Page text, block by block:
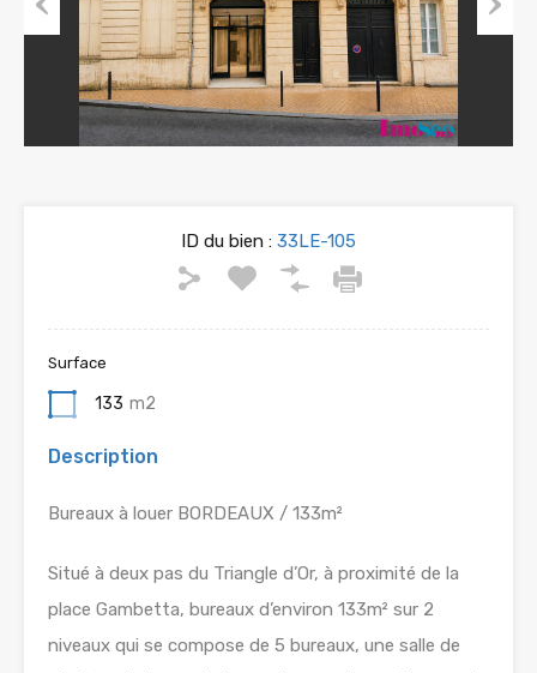
Previous
ID du bien : 33LE-105
Surface
133 m2
Description
Bureaux à louer BORDEAUX / 133m²
Situé à deux pas du Triangle d’Or, à proximité de la
place Gambetta, bureaux d’environ 133m² sur 2
niveaux qui se compose de 5 bureaux, une salle de